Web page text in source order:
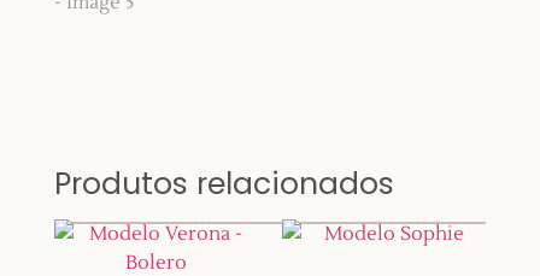
Produtos relacionados